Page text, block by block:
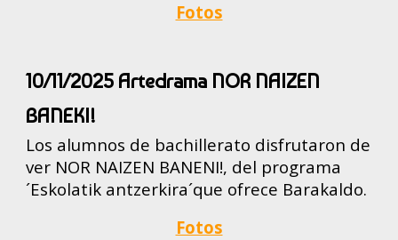
Fotos
10/11/2025 Artedrama NOR NAIZEN
BANEKI!
Los alumnos de bachillerato disfrutaron de
ver NOR NAIZEN BANENI!, del programa
´Eskolatik antzerkira´que ofrece Barakaldo.
Fotos